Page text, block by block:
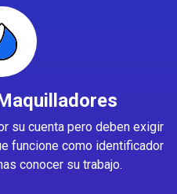
su cuenta pero deben exigir
funcione como identificador
conocer su trabajo.